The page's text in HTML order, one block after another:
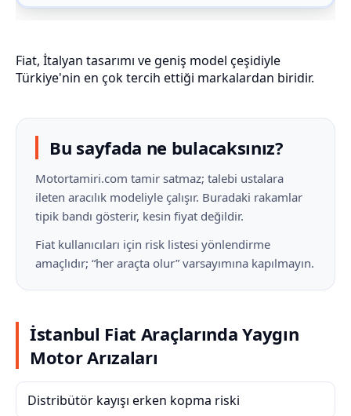
Fiat, İtalyan tasarımı ve geniş model çeşidiyle
Türkiye'nin en çok tercih ettiği markalardan biridir.
Bu sayfada ne bulacaksınız?
Motortamiri.com tamir satmaz; talebi ustalara
ileten aracılık modeliyle çalışır. Buradaki rakamlar
tipik bandı gösterir, kesin fiyat değildir.
Fiat kullanıcıları için risk listesi yönlendirme
amaçlıdır; “her araçta olur” varsayımına kapılmayın.
İstanbul Fiat Araçlarında Yaygın
Motor Arızaları
Distribütör kayışı erken kopma riski